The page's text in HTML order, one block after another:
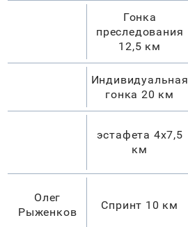
Гонка
преследования
12,5 км
Индивидуальная
гонка 20 км
эстафета 4х7,5
км
Олег
Рыженков
Спринт 10 км